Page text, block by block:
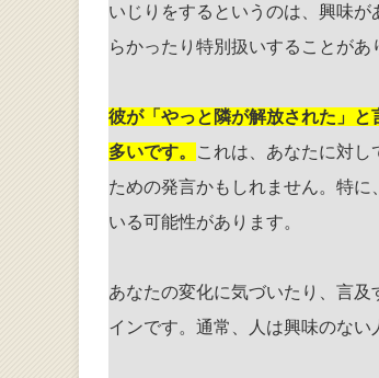
いじりをするというのは、興味
らかったり特別扱いすることがあ
彼が「やっと隣が解放された」
多いです。
これは、あなたに対
ための発言かもしれません。特
いる可能性があります。
あなたの変化に気づいたり、言
インです。通常、人は興味のない